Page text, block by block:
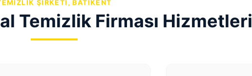
ŞIRKETI, BATIKENT
Temizlik Firması Hizmetleri